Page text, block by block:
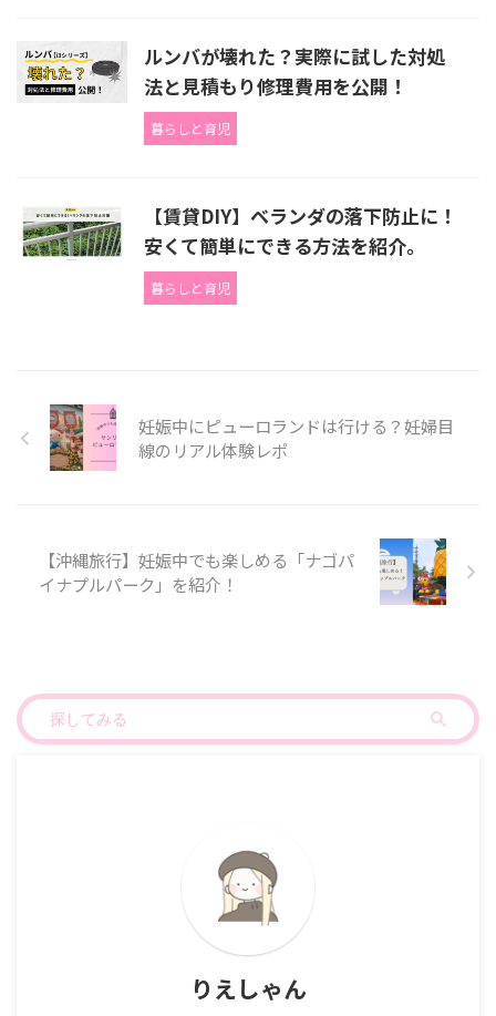
ルンバが壊れた？実際に試した対処
法と見積もり修理費用を公開！
暮らしと育児
【賃貸DIY】ベランダの落下防止に！
安くて簡単にできる方法を紹介。
暮らしと育児
妊娠中にピューロランドは行ける？妊婦目
線のリアル体験レポ
【沖縄旅行】妊娠中でも楽しめる「ナゴパ
イナプルパーク」を紹介！
りえしゃん